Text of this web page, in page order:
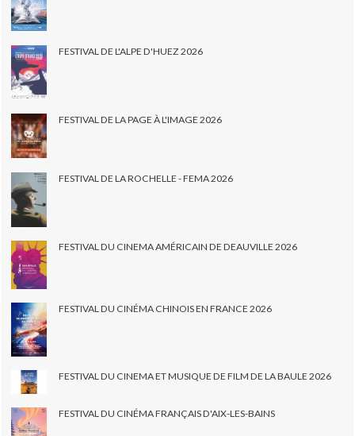
FESTIVAL DE L'ALPE D'HUEZ 2026
FESTIVAL DE LA PAGE À L'IMAGE 2026
FESTIVAL DE LA ROCHELLE - FEMA 2026
FESTIVAL DU CINEMA AMÉRICAIN DE DEAUVILLE 2026
FESTIVAL DU CINÉMA CHINOIS EN FRANCE 2026
FESTIVAL DU CINEMA ET MUSIQUE DE FILM DE LA BAULE 2026
FESTIVAL DU CINÉMA FRANÇAIS D'AIX-LES-BAINS